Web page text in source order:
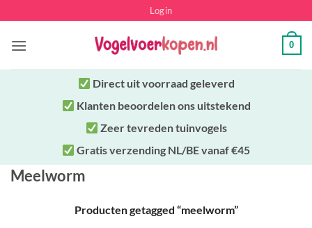
naar
inhoud
Login
0
Direct uitvoorraad geleverd
Klanten beoordelen ons uitstekend
Zeer tevreden tuinvogels
Gratis verzending NL/BE vanaf €45
Meelworm
Producten getagged “meelworm”